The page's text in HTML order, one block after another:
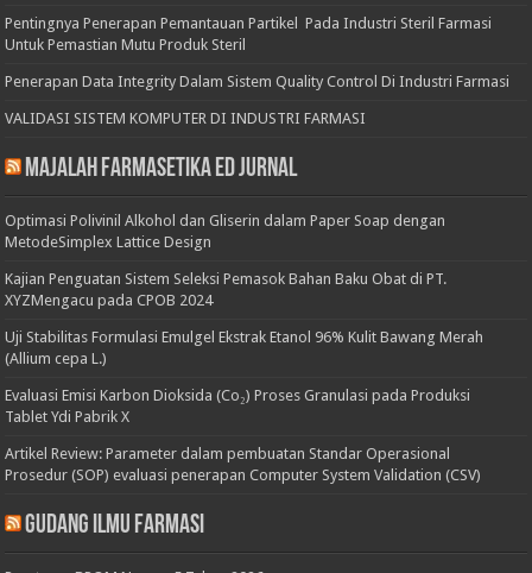
Pentingnya Penerapan Pemantauan Partikel Pada Industri Steril Farmasi
Untuk Pemastian Mutu Produk Steril
Penerapan Data Integrity Dalam Sistem Quality Control Di Industri Farmasi
VALIDASI SISTEM KOMPUTER DI INDUSTRI FARMASI
Majalah Farmasetika Ed Jurnal
Optimasi Polivinil Alkohol dan Gliserin dalam Paper Soap dengan
MetodeSimplex Lattice Design
Kajian Penguatan Sistem Seleksi Pemasok Bahan Baku Obat di PT.
XYZMengacu pada CPOB 2024
Uji Stabilitas Formulasi Emulgel Ekstrak Etanol 96% Kulit Bawang Merah
(Allium cepa L.)
Evaluasi Emisi Karbon Dioksida (Co₂) Proses Granulasi pada Produksi
Tablet Ydi Pabrik X
Artikel Review: Parameter dalam pembuatan Standar Operasional
Prosedur (SOP) evaluasi penerapan Computer System Validation (CSV)
Gudang Ilmu Farmasi